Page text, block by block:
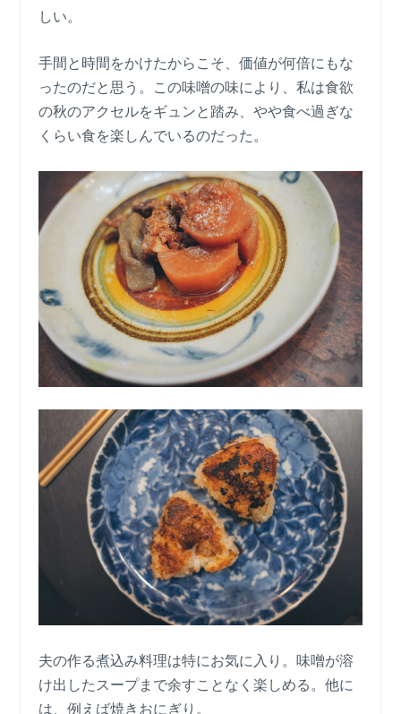
しい。
手間と時間をかけたからこそ、価値が何倍にもな
ったのだと思う。この味噌の味により、私は食欲
の秋のアクセルをギュンと踏み、やや食べ過ぎな
くらい食を楽しんでいるのだった。
夫の作る煮込み料理は特にお気に入り。味噌が溶
け出したスープまで余すことなく楽しめる。他に
は、例えば焼きおにぎり。